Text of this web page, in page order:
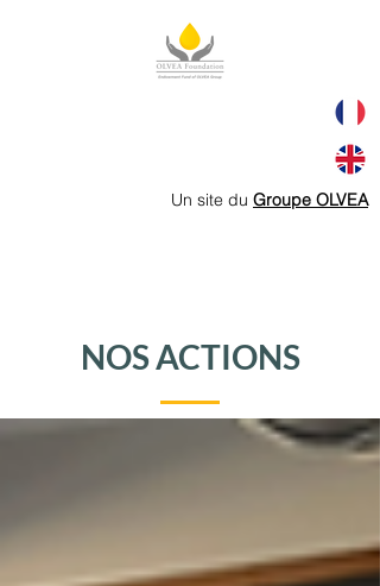
Un site du Groupe OLVEA
NOS ACTIONS